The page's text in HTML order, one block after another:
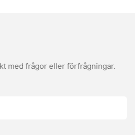
med frågor eller förfrågningar.